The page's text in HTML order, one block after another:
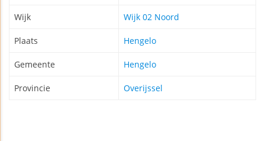
Wijk Wijk 02 Noord
Plaats Hengelo
Gemeente Hengelo
Provincie Overijssel